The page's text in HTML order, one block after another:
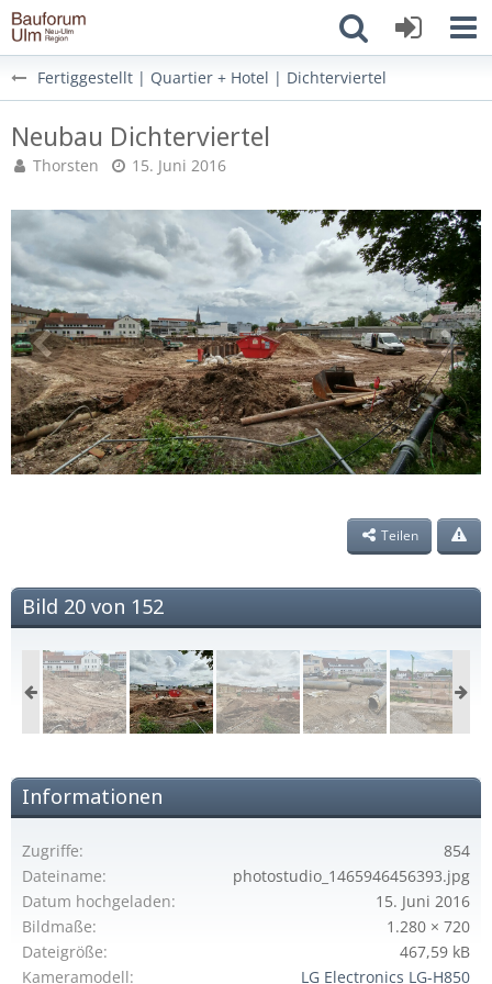
Fertiggestellt | Quartier + Hotel | Dichterviertel
Neubau Dichterviertel
Thorsten 15. Juni 2016
Teilen
Bild 20 von 152
Informationen
Zugriffe
854
Dateiname
photostudio_1465946456393.jpg
Datum hochgeladen
15. Juni 2016
Bildmaße
1.280 × 720
Dateigröße
467,59 kB
Kameramodell
LG Electronics LG-H850